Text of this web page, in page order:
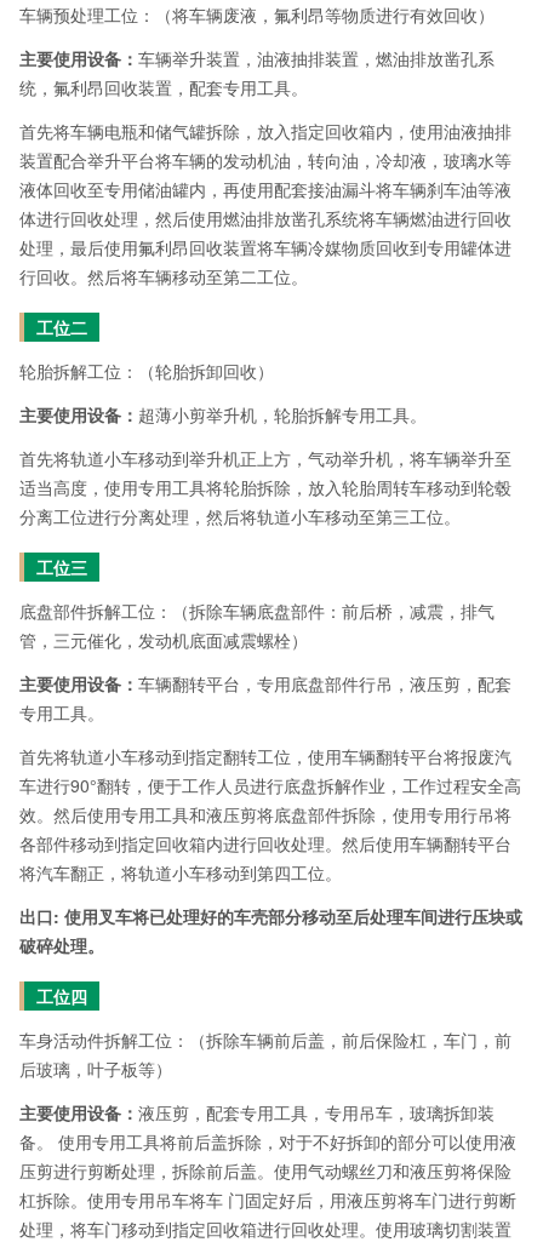
车辆预处理工位：（将车辆废液，氟利昂等物质进行有效回收）
主要使用设备： 车辆举升装置，油液抽排装置，燃油排放凿孔系
统，氟利昂回收装置，配套专用工具。
首先将车辆电瓶和储气罐拆除，放入指定回收箱内，使用油液抽排
装置配合举升平台将车辆的发动机油，转向油，冷却液，玻璃水等
液体回收至专用储油罐内，再使用配套接油漏斗将车辆刹车油等液
体进行回收处理，然后使用燃油排放凿孔系统将车辆燃油进行回收
处理，最后使用氟利昂回收装置将车辆冷媒物质回收到专用罐体进
行回收。然后将车辆移动至第二工位。
工位二
轮胎拆解工位：（轮胎拆卸回收）
主要使用设备： 超薄小剪举升机，轮胎拆解专用工具。
首先将轨道小车移动到举升机正上方，气动举升机，将车辆举升至
适当高度，使用专用工具将轮胎拆除，放入轮胎周转车移动到轮毂
分离工位进行分离处理，然后将轨道小车移动至第三工位。
工位三
底盘部件拆解工位：（拆除车辆底盘部件：前后桥，减震，排气
管，三元催化，发动机底面减震螺栓）
主要使用设备： 车辆翻转平台，专用底盘部件行吊，液压剪，配套
专用工具。
首先将轨道小车移动到指定翻转工位，使用车辆翻转平台将报废汽
车进行90°翻转，便于工作人员进行底盘拆解作业，工作过程安全高
效。然后使用专用工具和液压剪将底盘部件拆除，使用专用行吊将
各部件移动到指定回收箱内进行回收处理。然后使用车辆翻转平台
将汽车翻正，将轨道小车移动到第四工位。
出口: 使用叉车将已处理好的车壳部分移动至后处理车间进行压块或
破碎处理。
工位四
车身活动件拆解工位：（拆除车辆前后盖，前后保险杠，车门，前
后玻璃，叶子板等）
主要使用设备： 液压剪，配套专用工具，专用吊车，玻璃拆卸装
备。 使用专用工具将前后盖拆除，对于不好拆卸的部分可以使用液
压剪进行剪断处理，拆除前后盖。使用气动螺丝刀和液压剪将保险
杠拆除。使用专用吊车将车 门固定好后，用液压剪将车门进行剪断
处理，将车门移动到指定回收箱进行回收处理。使用玻璃切割装置